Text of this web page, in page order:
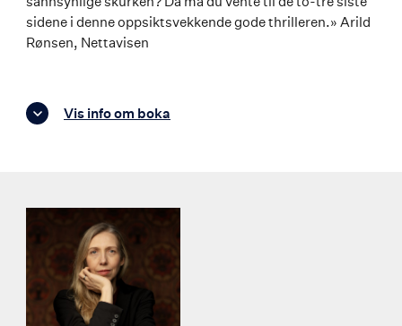
sidene i denne oppsiktsvekkende gode thrilleren.» Arild
Rønsen, Nettavisen
Vis info om boka